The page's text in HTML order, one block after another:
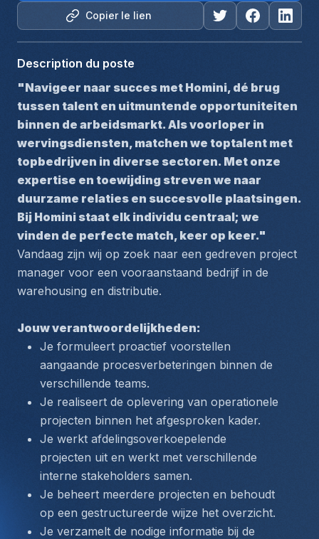
Copier le lien
Description du poste
"Navigeer naar succes met Homini, dé brug
tussen talent en uitmuntende opportuniteiten
binnen de arbeidsmarkt. Als voorloper in
wervingsdiensten, matchen we toptalent met
topbedrijven in diverse sectoren. Met onze
expertise en toewijding streven we naar
duurzame relaties en succesvolle plaatsingen.
Bij Homini staat elk individu centraal; we
vinden de perfecte match, keer op keer."
Vandaag zijn wij op zoek naar een gedreven project
manager voor een vooraanstaand bedrijf in de
warehousing en distributie.
Jouw verantwoordelijkheden:
Je formuleert proactief voorstellen
aangaande procesverbeteringen binnen de
verschillende teams.
Je realiseert de oplevering van operationele
projecten binnen het afgesproken kader.
Je werkt afdelingsoverkoepelende
projecten uit en werkt met verschillende
interne stakeholders samen.
Je beheert meerdere projecten en behoudt
op een gestructureerde wijze het overzicht.
Je verzamelt de nodige informatie bij de